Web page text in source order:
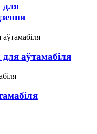
для
аўтамабіля